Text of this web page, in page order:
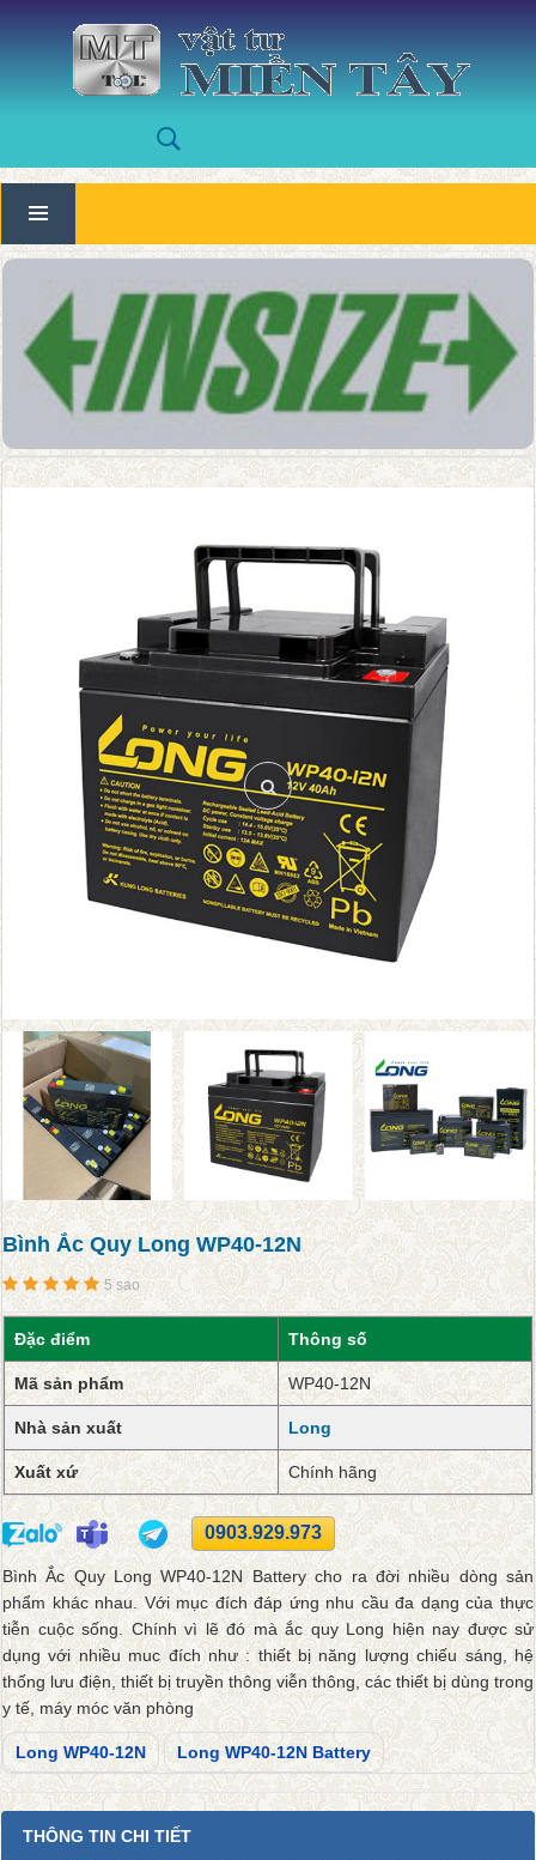
Bình Ắc Quy Long WP40-12N
5 sao
Đặc điểm Thông số
Mã sản phẩm WP40-12N
Nhà sản xuất Long
Xuất xứ Chính hãng
0903.929.973
Bình Ắc Quy Long WP40-12N Battery cho ra đời nhiều dòng sản
phẩm khác nhau. Với mục đích đáp ứng nhu cầu đa dạng của thực
tiễn cuộc sống. Chính vì lẽ đó mà ắc quy Long hiện nay được sử
dụng với nhiều muc đích như : thiết bị năng lượng chiếu sáng, hệ
thống lưu điện, thiết bị truyền thông viễn thông, các thiết bị dùng trong
y tế, máy móc văn phòng
Long WP40-12N Long WP40-12N Battery
THÔNG TIN CHI TIẾT